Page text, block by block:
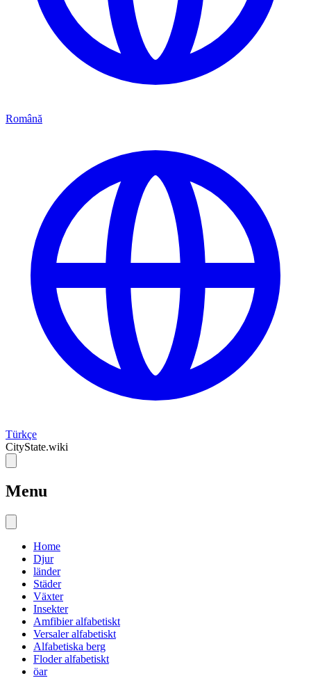
Română
Türkçe
CityState.wiki
Menu
Home
Djur
länder
Städer
Växter
Insekter
Amfibier alfabetiskt
Versaler alfabetiskt
Alfabetiska berg
Floder alfabetiskt
öar